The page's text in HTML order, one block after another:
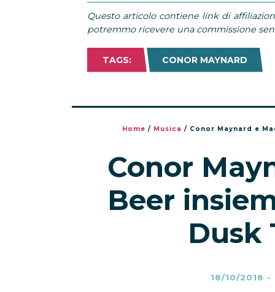
Questo articolo contiene link di
potremmo ricevere una commissione
TAGS: CONOR MAYNARD
Home / Musica / Conor Maynard e
Conor
Beer
Dusk
18/10/2018 -